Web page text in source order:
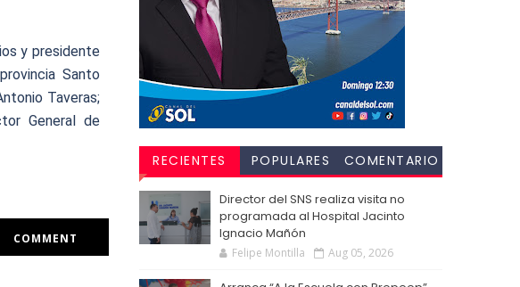
y presidente
Santo
Taveras;
General de
COMMENT
RECIENTES POPULARES
COMENTARIO
Director del SNS realiza visita no
programada al Hospital Jacinto
Ignacio Mañón
Felipe Montilla Aug 05, 2026